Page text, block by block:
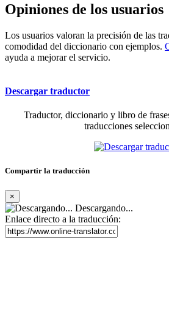
Opiniones de los usuarios
Los usuarios valoran la precisión de las
comodidad del diccionario con ejemplos.
ayuda a mejorar el servicio.
Descargar traductor
Traductor, diccionario y libro de
traducciones
Compartir la traducción
×
Descargando...
Enlace directo a la traducción: